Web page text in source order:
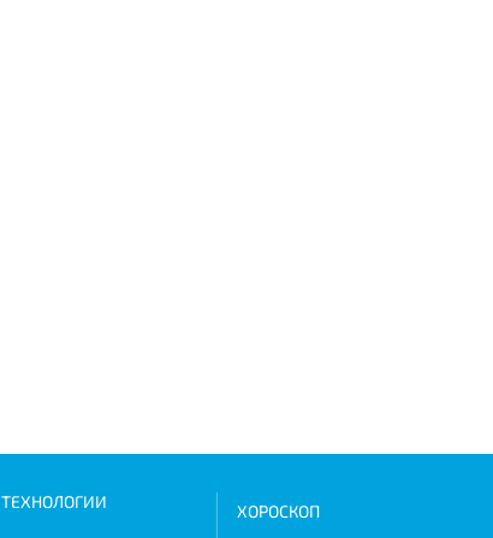
ТЕХНОЛОГИИ
ХОРОСКОП